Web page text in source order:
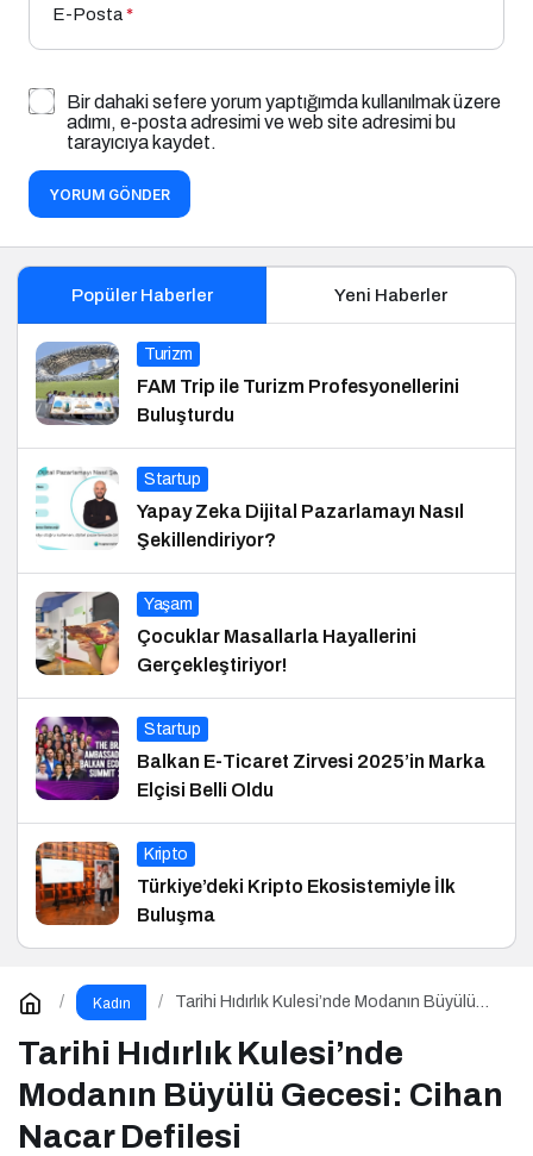
E-Posta*
Bir dahaki sefere yorum yaptığımda kullanılmak üzere
adımı, e-posta adresimi ve web site adresimi bu
tarayıcıya kaydet.
YORUM GÖNDER
Popüler Haberler Yeni Haberler
Turizm
FAM Trip ile Turizm Profesyonellerini
Buluşturdu
Startup
Yapay Zeka Dijital Pazarlamayı Nasıl
Şekillendiriyor?
Yaşam
Çocuklar Masallarla Hayallerini
Gerçekleştiriyor!
Startup
Balkan E-Ticaret Zirvesi 2025’in Marka
Elçisi Belli Oldu
Kripto
Türkiye’deki Kripto Ekosistemiyle İlk
Buluşma
Kadın
Tarihi Hıdırlık Kulesi’nde Modanın Büyülü
Tarihi Hıdırlık Kulesi’nde
Modanın Büyülü Gecesi: Cihan
Nacar Defilesi